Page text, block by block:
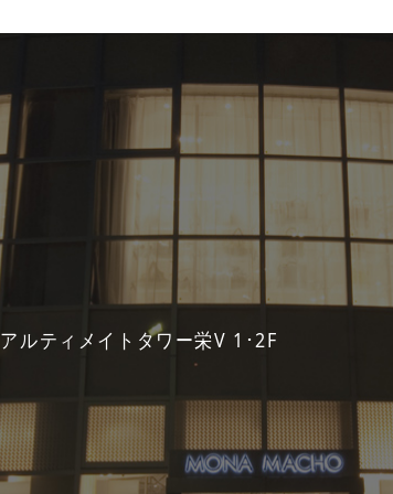
ルティメイトタワー栄V 1･2F